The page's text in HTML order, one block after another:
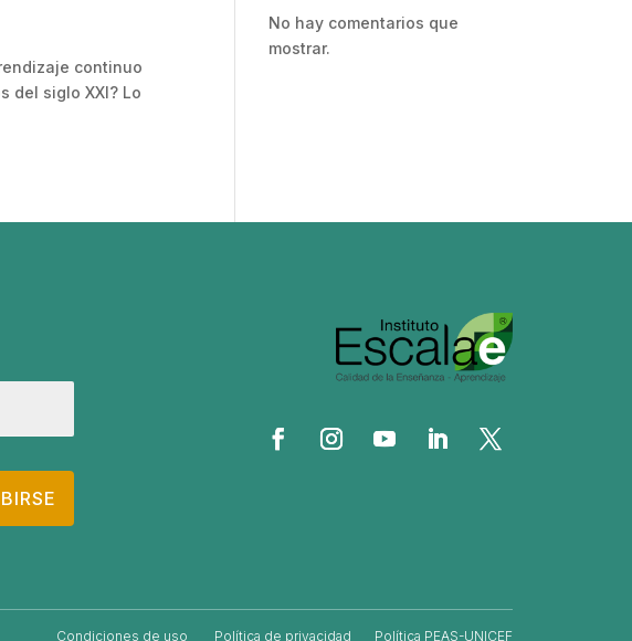
continuo
del siglo XXI? Lo
No hay comentarios que
mostrar.
Condiciones de uso Política de privacidad Política PEAS-UNICEF